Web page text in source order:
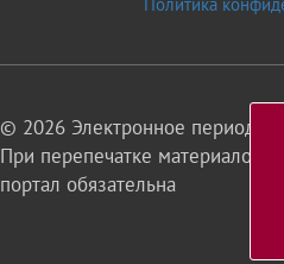
© 2026 Электронное
При перепечатке материалов
портал обязательна